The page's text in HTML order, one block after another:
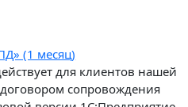
(1 месяц)
для клиентов нашей
сопровождения